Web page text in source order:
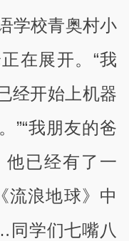
学校青奥村小
在展开。“我
经开始上机器
”“我朋友的爸
已经有了一
流浪地球》中
同学们七嘴八